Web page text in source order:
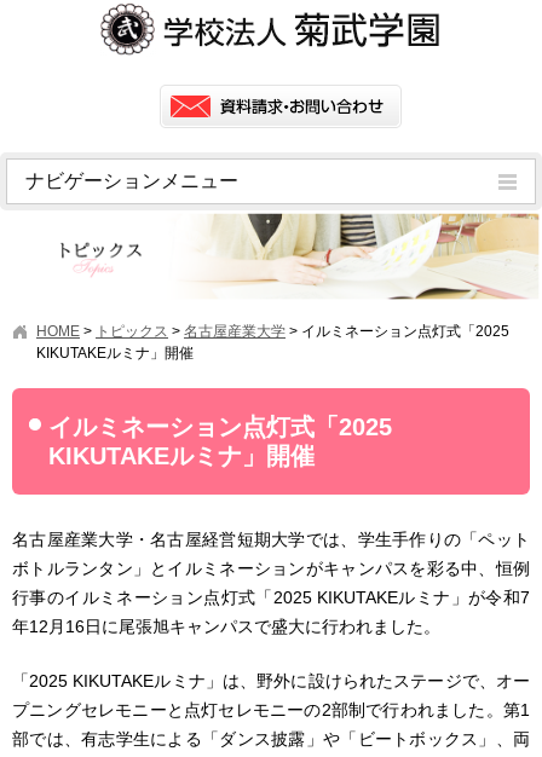
ナビゲーションメニュー
アクセス
情報公開
学園ニュース
HOME > トピックス > 名古屋産業大学 > イルミネーション点灯式「2025
KIKUTAKEルミナ」開催
イルミネーション点灯式「2025
KIKUTAKEルミナ」開催
名古屋産業大学・名古屋経営短期大学では、学生手作りの「ペット
ボトルランタン」とイルミネーションがキャンパスを彩る中、恒例
行事のイルミネーション点灯式「2025 KIKUTAKEルミナ」が令和7
年12月16日に尾張旭キャンパスで盛大に行われました。
「2025 KIKUTAKEルミナ」は、野外に設けられたステージで、オー
プニングセレモニーと点灯セレモニーの2部制で行われました。第1
部では、有志学生による「ダンス披露」や「ビートボックス」、両